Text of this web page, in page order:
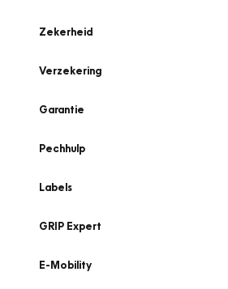
Zekerheid
Verzekering
Garantie
Pechhulp
Labels
GRIP Expert
E-Mobility